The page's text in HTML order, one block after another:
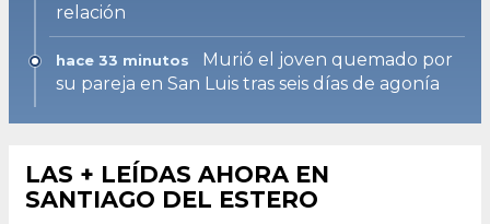
relación
hace 33 minutos
Murió el joven quemado por
su pareja en San Luis tras seis días de agonía
LAS + LEÍDAS AHORA EN
SANTIAGO DEL ESTERO